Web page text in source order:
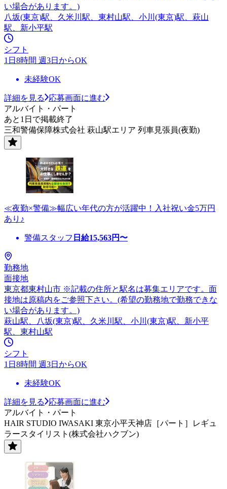
い場合があります。)
八坂(東京)駅、久米川駅、東村山駅、小川(東京)駅、萩山
駅、新小平駅
シフト
1日8時間 週3日からOK
未経験OK
詳細を見る
応募画面に進む
アルバイト・パート
あと1日で掲載終了
三和警備保障株式会社 萩山駅エリア 列車見張員(夜勤)
≪夜勤×警備≫幅広い年代の方が活躍中！入社祝い金5万円
あり♪
警備スタッフ 日給15,563円〜
勤務地
面接地
東京都東村山市 ※記載の住所と駅名は募集エリアです。面
接地は原稿内をご参照下さい。(希望の勤務地で勤務できな
い場合があります。)
萩山駅、八坂(東京)駅、久米川駅、小川(東京)駅、新小平
駅、東村山駅
シフト
1日8時間 週3日からOK
未経験OK
詳細を見る
応募画面に進む
アルバイト・パート
HAIR STUDIO IWASAKI 東京小平天神店［パート］レギュ
ラースタイリスト(株式会社ハクブン)